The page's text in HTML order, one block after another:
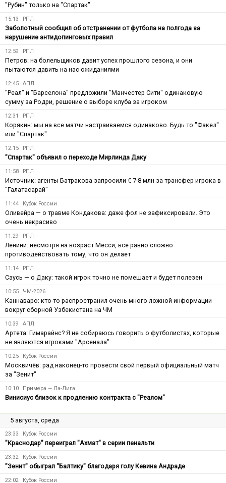
"Рубин" только на "Спартак"
15:13 РПЛ
Заболотный сообщил об отстранении от футбола на полгода за
нарушение антидопинговых правил
12:59 РПЛ
Петров: на болельщиков давит успех прошлого сезона, и они
пытаются давить на нас ожиданиями
12:45 АПЛ
"Реал" и "Барселона" предложили "Манчестер Сити" одинаковую
сумму за Родри, решение о выборе клуба за игроком
12:31 РПЛ
Корякин: мы на все матчи настраиваемся одинаково. Будь то "Факел"
или "Спартак"
12:15 РПЛ
"Спартак" объявил о переходе Мирлинда Даку
11:58 РПЛ
Источник: агенты Батракова запросили € 7-8 млн за трансфер игрока в
"Галатасарай"
11:44 Кубок России
Оливейра — о травме Кондакова: даже фол не зафиксировали. Это
очень некрасиво
11:29 РПЛ
Ленини: несмотря на возраст Месси, всё равно сложно
противодействовать тому, что он делает
11:14 РПЛ
Саусь — о Даку: такой игрок точно не помешает и будет полезен
10:55 ЧМ-2026
Каннаваро: кто-то распространил очень много ложной информации
вокруг сборной Узбекистана на ЧМ
10:39 АПЛ
Артета: Гимарайнс? Я не собираюсь говорить о футболистах, которые
не являются игроками "Арсенала"
10:25 Кубок России
Москвичёв: рад наконец-то провести свой первый официальный матч
за "Зенит"
10:10 Примера — Ла-Лига
Винисиус близок к продлению контракта с "Реалом"
5 августа, среда
23:33 Кубок России
"Краснодар" переиграл "Ахмат" в серии пенальти
23:32 Кубок России
"Зенит" обыграл "Балтику" благодаря голу Кевина Андраде
22:02 Кубок России